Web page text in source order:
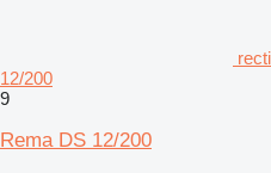
12/200
9
Rema DS 12/200